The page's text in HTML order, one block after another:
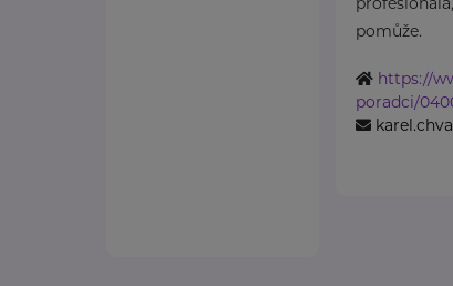
pomůže.
https://
poradci/